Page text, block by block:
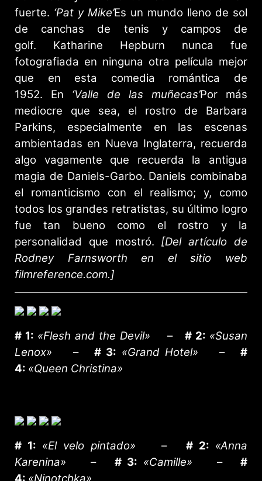
fuerte. ‘Pat y Mike’Es un mundo lleno de sol
de canchas de tenis y campos de
golf. Katharine Hepburn nunca fue
fotografiada en ninguna otra película mejor
que en esta comedia romántica de
1952. En ‘Valle de las muñecas’Por más
mediocre que sea, el rostro de Barbara
Parkins, especialmente en las escenas
ambientadas en Nueva Inglaterra, recuerda
algo vagamente que recuerda la antigua
magia de Daniels-Garbo. Daniels combinaba
el romanticismo con el realismo; y, como
todos los grandes retratistas, su último logro
fue tan bueno como el rostro y la
personalidad que mostró. [Del artículo de
Rodney Farnsworth en el sitio web
filmreference.com.]
# 1: «Flesh and the Devil» – # 2: «Susan
Lenox»
–# 3: «Grand Hotel» –#
4: «Queen Christina»
# 1: «El velo pintado» – # 2: «Anna
Karenina» – # 3: «Camille» – #